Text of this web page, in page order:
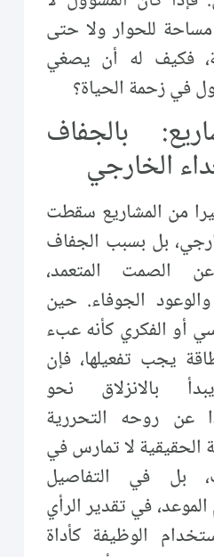
للحوار ولا حتى
فكيف له أن يصغي
في زحمة الحياة؟
بالجفاف
الخارجي
من المشاريع سقطت
بل بسبب الجفاف
الصمت المتعمد،
والوعود الجوفاء. حين
أو الفكري كأنه عبء
يجب تفعيلها، فإن
بالانزلاق نحو
عن روحه التحررية
الحقيقية لا تمارس في
بل في التفاصيل
في تقدير الرأي
الوظيفة كأداة